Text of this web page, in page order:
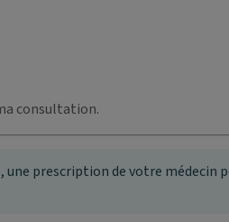
consultation.
prescription de votre médecin